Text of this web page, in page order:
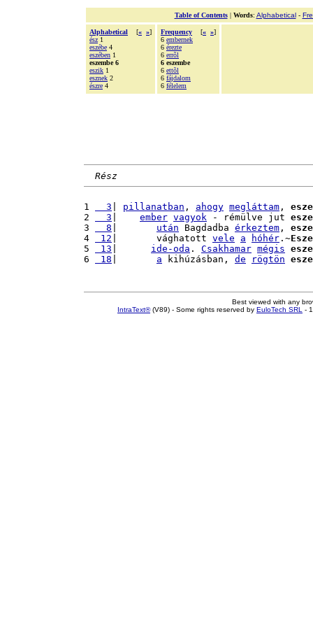
Table of Contents| Words: Alphabetical-
Alphabetical [« »]
ész 1
eszébe 4
eszében 1
eszembe 6
eszik 1
esznek 2
észre 4
Frequency [« »]
6 embernek
6 érezte
6 errõl
6 eszembe
6 ettõl
6 fájdalom
6 félelem
Rész
1
  3
pillanatban , ahogy megláttam ,
2
  3
ember vagyok - rémülve jut
3
  8
után Bagdadba érkeztem ,
4
12 |       vághatott vele a hóhér .~
5
13 ide-oda . Csakhamar mégis
6
18 a kihúzásban, de rögtön
Best viewed with any
IntraText®(V89) - Some rights reserved by EuloTech SRL -